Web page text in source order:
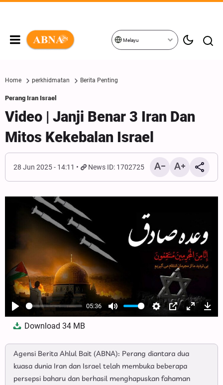
Melayu
Home perkhidmatan Berita Penting
Perang Iran Israel
Video | Janji Benar 3 Iran Dan
Mitos Kekebalan Israel
28 Jun 2025 - 14:11 News ID: 1702725
Play
05:36
Mute Settings
PIP Enter
Download34 MB
Agensi Berita Ahlul Bait (ABNA): Perang diantara dua
kuasa dunia Iran dan Israel telah membuka beberapa
persepsi baharu dan berhasil menghapuskan fahaman